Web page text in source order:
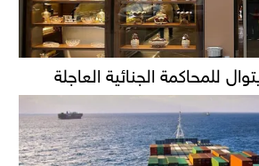
للمحاكمة الجنائية العاجلة